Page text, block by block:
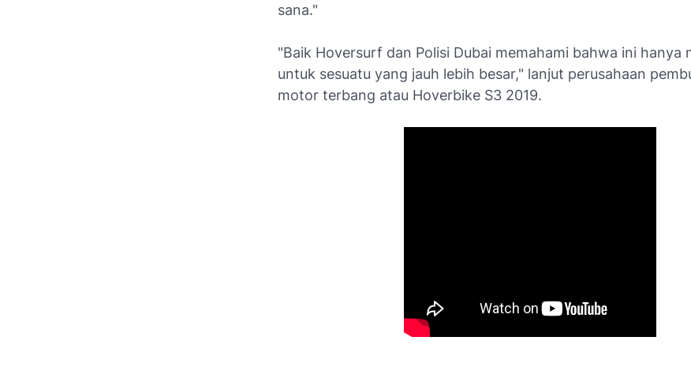
sana."
"Baik Hoversurf dan Polisi Dubai memahami bahwa ini hanya
untuk sesuatu yang jauh lebih besar," lanjut perusahaan
motor terbang atau Hoverbike S3 2019.